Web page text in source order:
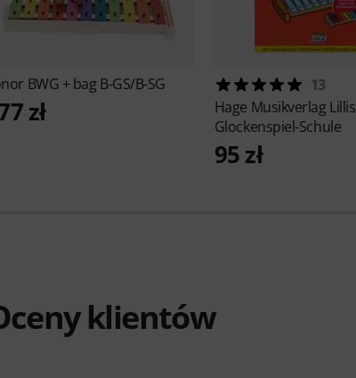
BWG + bag B-GS/B-SG
zł
13
Hage Musikverlag Lillis
Glockenspiel-Schule
95 zł
klientów